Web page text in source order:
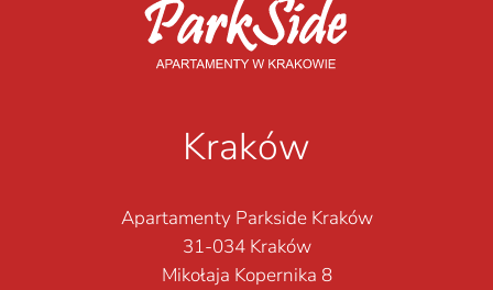
Kraków
Apartamenty Parkside Kraków
31-034 Kraków
Mikołaja Kopernika 8